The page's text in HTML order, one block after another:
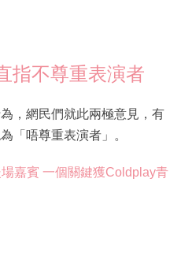
指不尊重表演者
，網民們就此兩極意見，有
「唔尊重表演者」。
嘉賓 一個關鍵獲Coldplay青